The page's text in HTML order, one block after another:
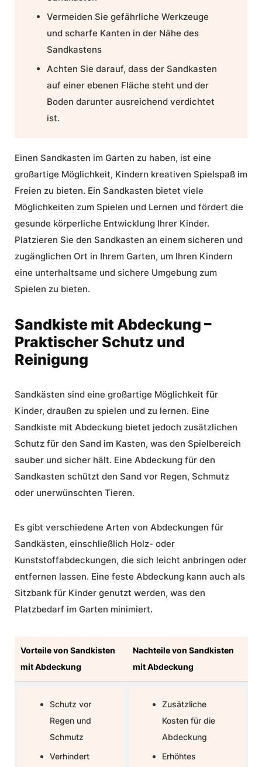
Vermeiden Sie gefährliche Werkzeuge
und scharfe Kanten in der Nähe des
Sandkastens
Achten Sie darauf, dass der Sandkasten
auf einer ebenen Fläche steht und der
Boden darunter ausreichend verdichtet
ist.
Einen Sandkasten im Garten zu haben, ist eine
großartige Möglichkeit, Kindern kreativen Spielspaß im
Freien zu bieten. Ein Sandkasten bietet viele
Möglichkeiten zum Spielen und Lernen und fördert die
gesunde körperliche Entwicklung Ihrer Kinder.
Platzieren Sie den Sandkasten an einem sicheren und
zugänglichen Ort in Ihrem Garten, um Ihren Kindern
eine unterhaltsame und sichere Umgebung zum
Spielen zu bieten.
Sandkiste mit Abdeckung –
Praktischer Schutz und
Reinigung
Sandkästen sind eine großartige Möglichkeit für
Kinder, draußen zu spielen und zu lernen. Eine
Sandkiste mit Abdeckung bietet jedoch zusätzlichen
Schutz für den Sand im Kasten, was den Spielbereich
sauber und sicher hält. Eine Abdeckung für den
Sandkasten schützt den Sand vor Regen, Schmutz
oder unerwünschten Tieren.
Es gibt verschiedene Arten von Abdeckungen für
Sandkästen, einschließlich Holz- oder
Kunststoffabdeckungen, die sich leicht anbringen oder
entfernen lassen. Eine feste Abdeckung kann auch als
Sitzbank für Kinder genutzt werden, was den
Platzbedarf im Garten minimiert.
Vorteile von Sandkisten
mit Abdeckung
Nachteile von Sandkisten
mit Abdeckung
Schutz vor
Regen und
Schmutz
Verhindert
Zusätzliche
Kosten für die
Abdeckung
Erhöhtes